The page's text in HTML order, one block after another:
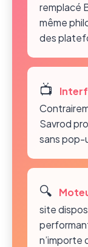
remplacé
même
des
📺
Savrod
sans pop-
🔍
site
n’importe